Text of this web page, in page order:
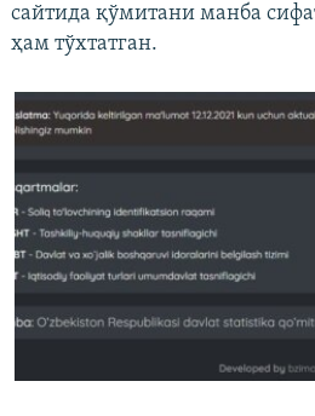
сайтида қўмитани манба
ҳам тўхтатган.